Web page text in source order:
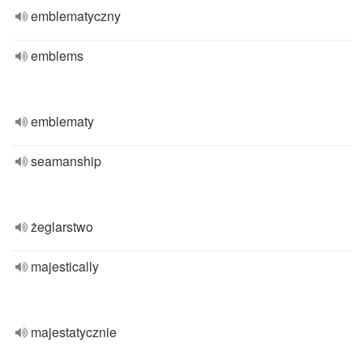
emblematyczny
emblems
emblematy
seamanship
żeglarstwo
majestically
majestatycznie